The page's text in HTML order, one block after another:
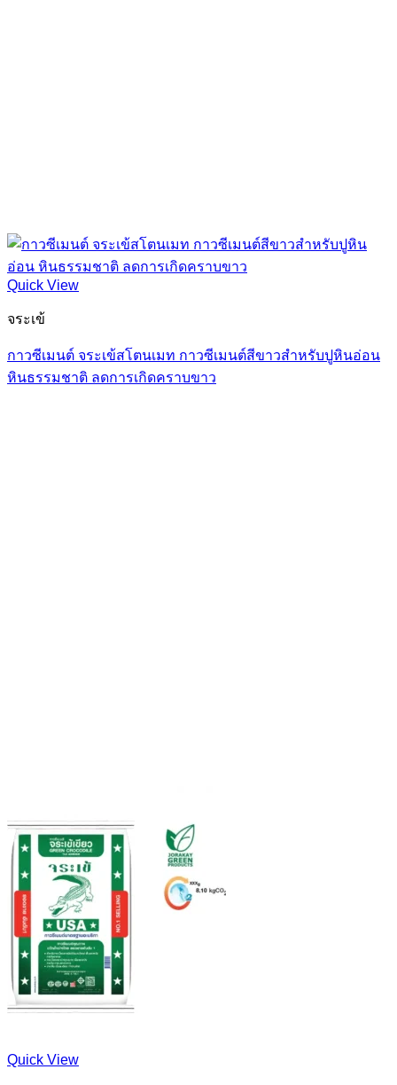
Quick View
จระเข้
กาวซีเมนต์ จระเข้สโตนเมท กาวซีเมนต์สีขาวสำหรับปูหินอ่อน
หินธรรมชาติ ลดการเกิดคราบขาว
Quick View